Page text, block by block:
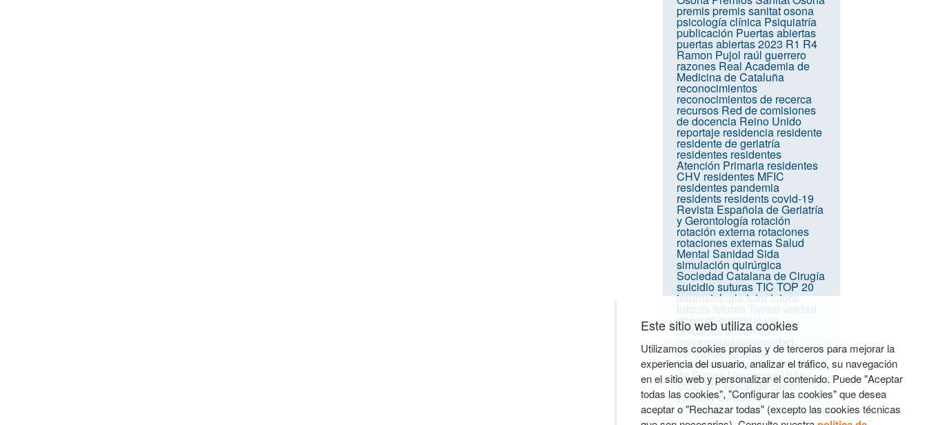
premispremis sanitat osona
psicología clínica Psiquiatría
publicación Puertas abiertas
puertas abiertas 2023 R1 R4
Ramon Pujol raúl guerrero
razones Real Academia de
Medicina de Cataluña
reconocimientos
reconocimientos de recerca
recursos Red de comisiones
de docencia Reino Unido
reportaje residencia residente
residente de geriatría
residentes residentes
Atención Primaria residentes
CHV residentes MFIC
residentes pandemia
residents residents covid-19
Revista Española de Geriatría
y Gerontología rotación
rotación externa rotaciones
rotaciones externasSalud
Mental Sanidad Sida
simulación quirúrgica
Sociedad Catalana de Cirugía
suicidiosuturasTIC TOP 20
traumatologia tutor tutora
docente territorial vic
unidades docentes
universidad universidad
central de cataluña
Universidad de VicUniversitat
de GironaUrgencias UVic-
UCC Vicxavier de castro
yuhamy curbelo
Este sitio web utiliza cookies
Utilizamos cookies propias y de terceros para mejorar la
experiencia del usuario, analizar el tráfico, su navegación
en el sitio web y personalizar el contenido. Puede "Aceptar
todas las cookies", "Configurar las cookies" que desea
aceptar o "Rechazar todas" (excepto las cookies técnicas